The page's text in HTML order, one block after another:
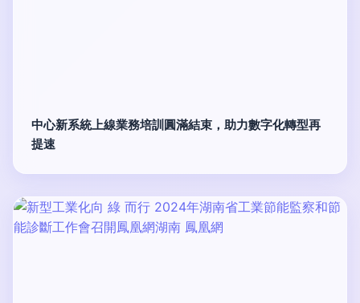
中心新系統上線業務培訓圓滿結束，助力數字化轉型再
提速